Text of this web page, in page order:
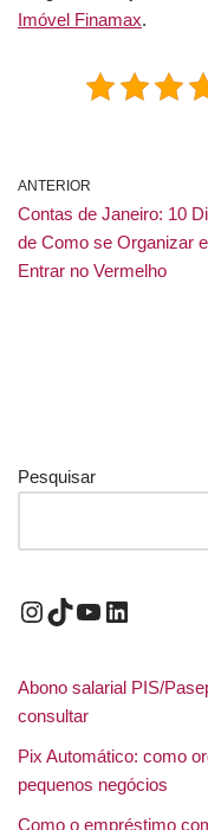
Imóvel Finamax.
ANTERIOR
Contas de Janeiro: 10
de Como se Organizar
Entrar no Vermelho
Pesquisar
Abono salarial PIS/
consultar
Pix Automático: como
pequenos negócios
Como o empréstimo